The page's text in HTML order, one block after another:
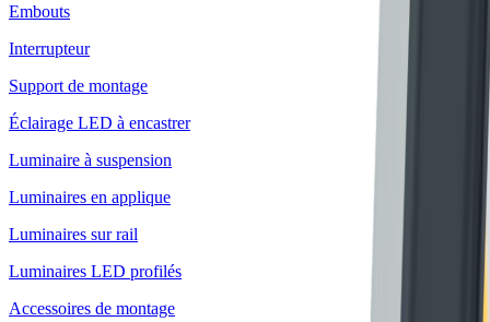
Embouts
Interrupteur
Support de montage
Éclairage LED à encastrer
Luminaire à suspension
Luminaires en applique
Luminaires sur rail
Luminaires LED profilés
Accessoires de montage